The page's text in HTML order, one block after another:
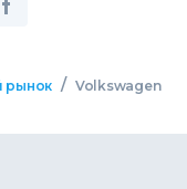
рынок / Volkswagen